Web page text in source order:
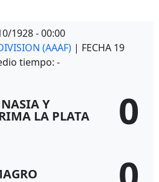
1928 - 00:00
(AAAF) | FECHA 19
tiempo: -
Y
LA PLATA 0